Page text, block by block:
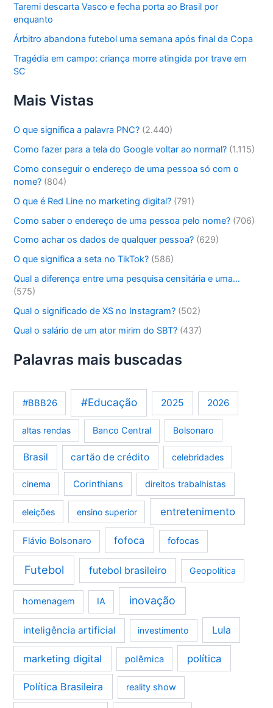
Taremi descarta Vasco e fecha porta ao Brasil por
enquanto
Árbitro abandona futebol uma semana após final da Copa
Tragédia em campo: criança morre atingida por trave em
SC
Mais Vistas
O que significa a palavra PNC? (2.440)
Como fazer para a tela do Google voltar ao normal? (1.115)
Como conseguir o endereço de uma pessoa só com o
nome? (804)
O que é Red Line no marketing digital? (791)
Como saber o endereço de uma pessoa pelo nome? (706)
Como achar os dados de qualquer pessoa? (629)
O que significa a seta no TikTok? (586)
Qual a diferença entre uma pesquisa censitária e uma…
(575)
Qual o significado de XS no Instagram? (502)
Qual o salário de um ator mirim do SBT? (437)
Palavras mais buscadas
#BBB26 #Educação 2025 2026
altas rendas Banco Central Bolsonaro
Brasil cartão de crédito celebridades
cinema Corinthians direitos trabalhistas
eleições ensino superior entretenimento
Flávio Bolsonaro fofoca fofocas
Futebol futebol brasileiro Geopolítica
homenagem IA inovação
inteligência artificial investimento Lula
marketing digital polêmica política
Política Brasileira reality show